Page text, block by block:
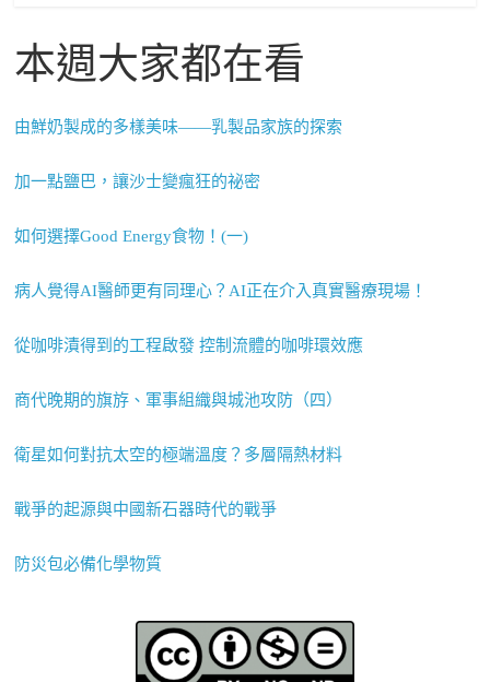
本週大家都在看
由鮮奶製成的多樣美味——乳製品家族的探索
加一點鹽巴，讓沙士變瘋狂的祕密
如何選擇Good Energy食物！(一)
病人覺得AI醫師更有同理心？AI正在介入真實醫療現場！
從咖啡漬得到的工程啟發 控制流體的咖啡環效應
商代晚期的旗斿、軍事組織與城池攻防（四）
衛星如何對抗太空的極端溫度？多層隔熱材料
戰爭的起源與中國新石器時代的戰爭
防災包必備化學物質